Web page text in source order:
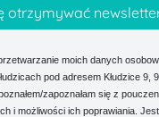
moich danych
pod adresem Kłudzice 9,
zapoznałam się z
i możliwości ich poprawiania.